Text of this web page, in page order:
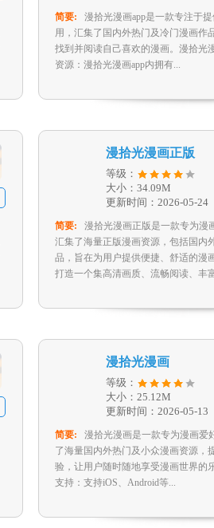
简要:
漫拾光漫画app是一款专注于
用，汇集了国内外热门及冷门漫画作
找到并阅读自己喜欢的漫画。漫拾光
资源：漫拾光漫画app内拥有...
漫拾光漫画正版
等级：
大小：34.09M
更新时间：2026-05-24
简要:
漫拾光漫画正版是一款专为漫
汇集了海量正版漫画资源，包括国内
品，旨在为用户提供便捷、舒适的漫
打造一个集高清画质、流畅阅读、丰
漫拾光漫画
等级：
大小：25.12M
更新时间：2026-05-13
简要:
漫拾光漫画是一款专为漫画爱
了海量国内外热门及小众漫画资源，
验，让用户随时随地享受漫画世界的
支持：支持iOS、Android等...